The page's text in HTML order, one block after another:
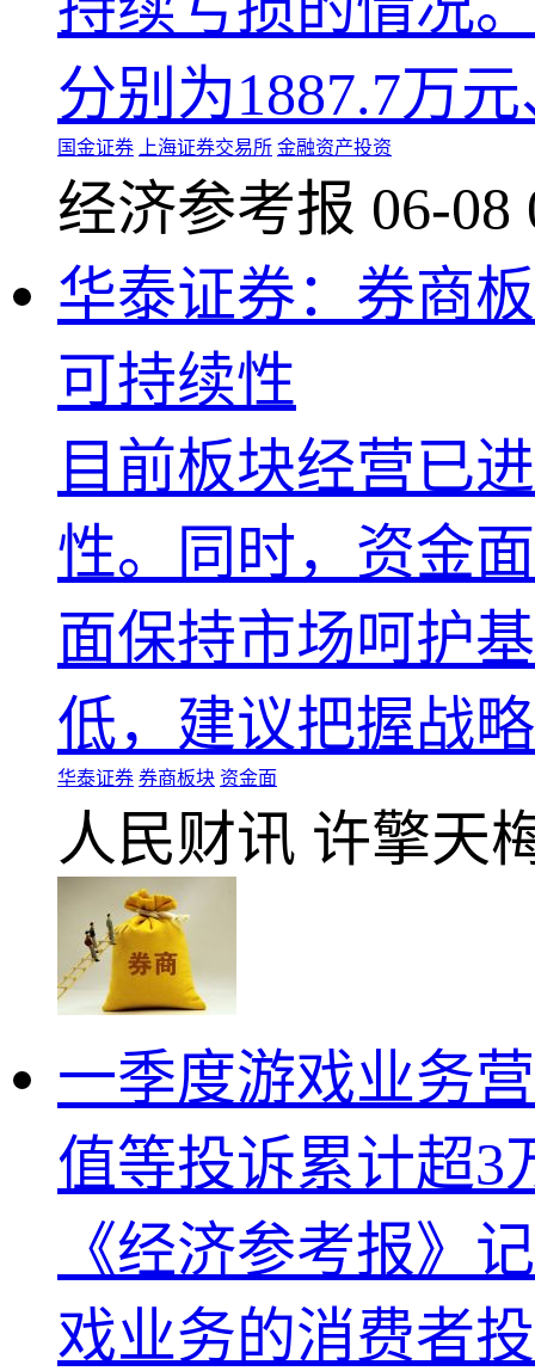
分别为1887.7万
国金证券 上海证券交易所 金融资产投资
经济参考报 06-08
华泰证券：券商
可持续性
目前板块经营已
性。同时，资金
面保持市场呵护
低，建议把握战
华泰证券 券商板块 资金面
人民财讯 许擎天
一季度游戏业务
值等投诉累计超3
《经济参考报》
戏业务的消费者